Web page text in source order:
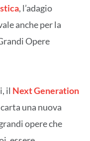
, l’adagio
anche per la
Opere
il Next Generation
una nuova
opere che